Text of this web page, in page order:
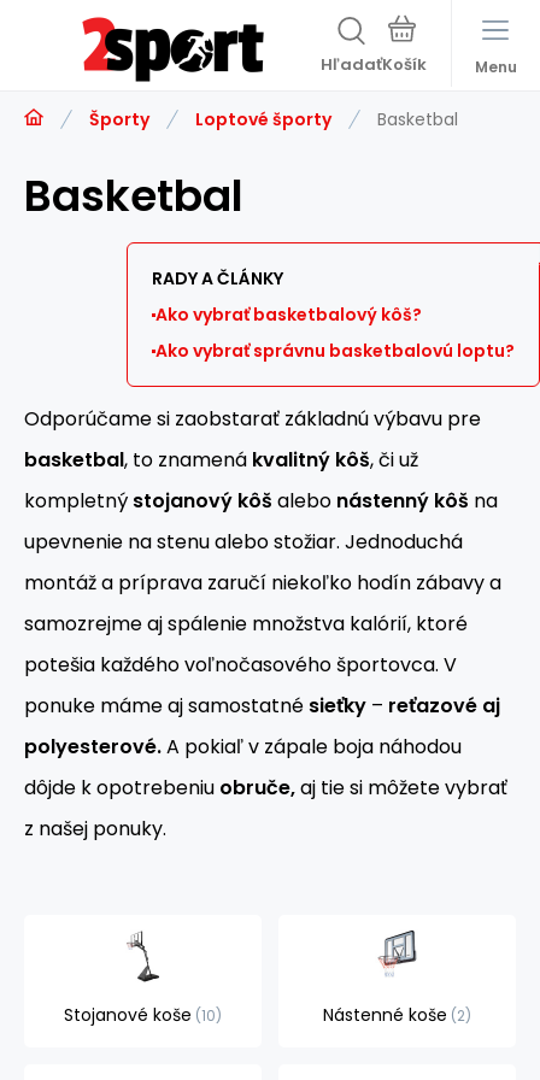
Hľadať Menu
Športy Loptové športy Basketbal
Basketbal
RADY A ČLÁNKY
Ako vybrať basketbalový kôš?
Ako vybrať správnu basketbalovú loptu?
Odporúčame si zaobstarať základnú výbavu pre
basketbal, to znamená kvalitný kôš, či už
kompletný stojanový kôš alebo nástenný kôš na
upevnenie na stenu alebo stožiar. Jednoduchá
montáž a príprava zaručí niekoľko hodín zábavy a
samozrejme aj spálenie množstva kalórií, ktoré
potešia každého voľnočasového športovca. V
ponuke máme aj samostatné sieťky – reťazové aj
polyesterové.A pokiaľ v zápale boja náhodou
dôjde k opotrebeniu obruče,aj tie si môžete vybrať
z našej ponuky.
Stojanové koše 10 Nástenné koše 2